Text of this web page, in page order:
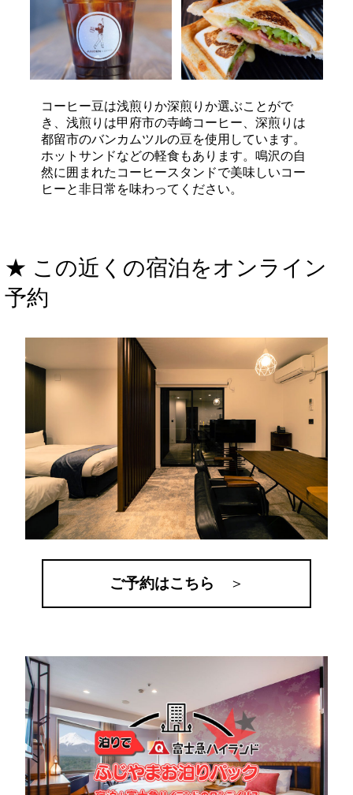
コーヒー豆は浅煎りか深煎りか選ぶことがで
き、浅煎りは甲府市の寺崎コーヒー、深煎りは
都留市のバンカムツルの豆を使用しています。
ホットサンドなどの軽食もあります。鳴沢の自
然に囲まれたコーヒースタンドで美味しいコー
ヒーと非日常を味わってください。
★ この近くの宿泊をオンライン
予約
ご予約はこちら ＞